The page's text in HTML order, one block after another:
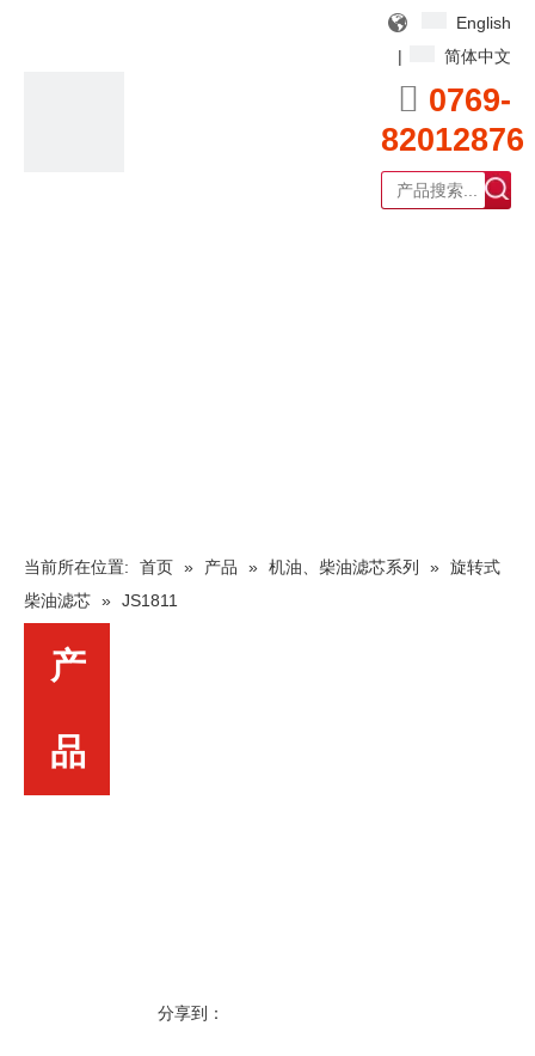
English
|
简体中文
 0769-
82012876
当前所在位置: 首页 » 产品 » 机油、柴油滤芯系列 » 旋转式
柴油滤芯 » JS1811
产
品
分享到：